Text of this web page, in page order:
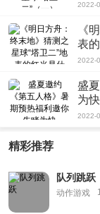
2022-
《
表
2022-
盛
为快
2022-
精彩推荐
队列跳跃
动作游戏